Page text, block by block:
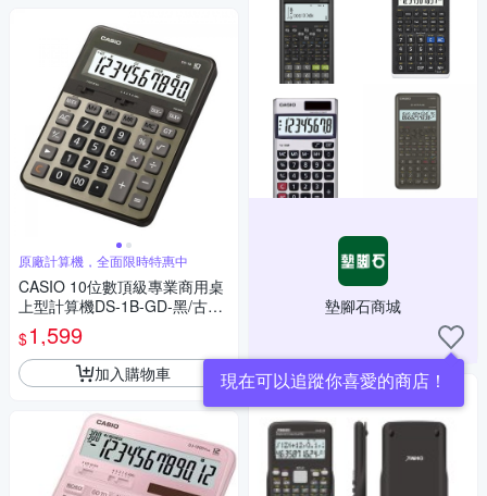
原廠計算機，全面限時特惠中
CASIO 10位數頂級專業商用桌
上型計算機DS-1B-GD-黑/古銅
金色
$1,599
加入購物車
墊腳石商城
現在可以追蹤你喜愛的商店！